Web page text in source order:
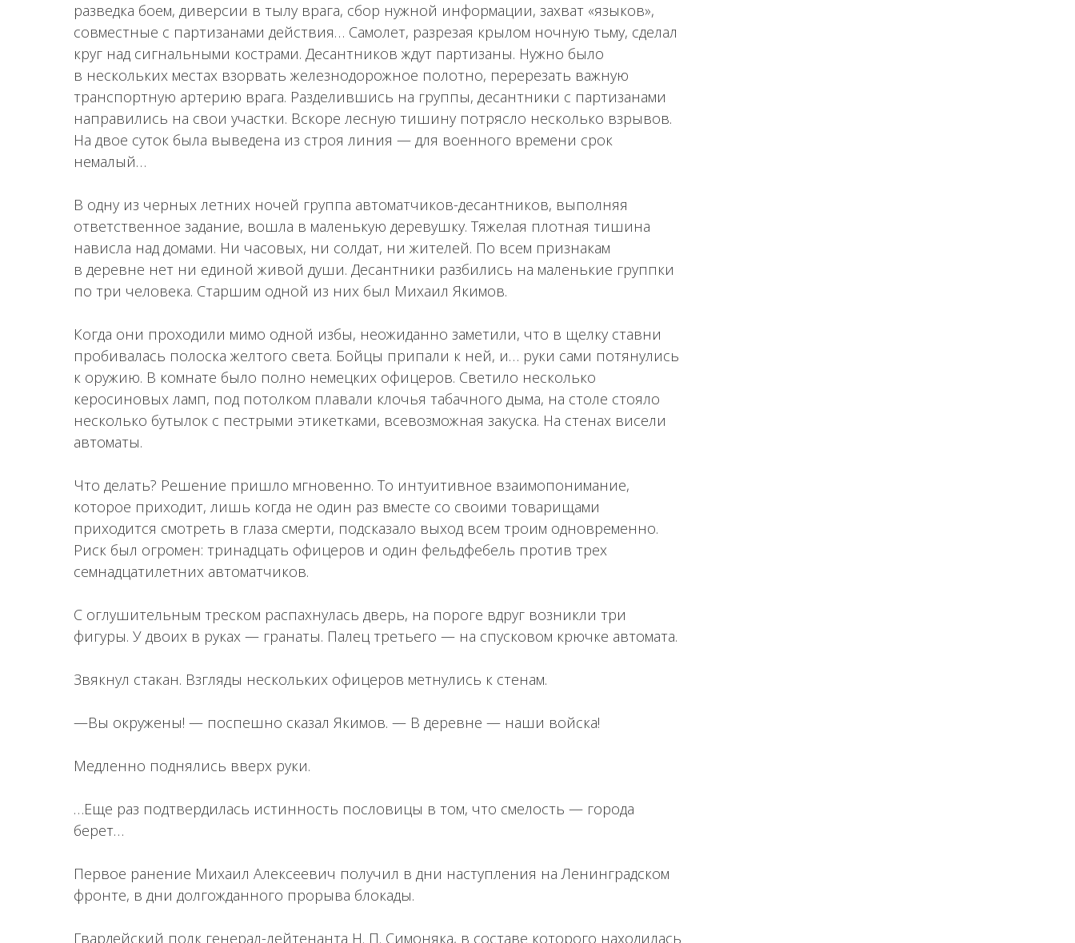
разведка боем, диверсии в тылу врага, сбор нужной информации, захват «языков»,
совместные с партизанами действия… Самолет, разрезая крылом ночную тьму, сделал
круг над сигнальными кострами. Десантников ждут партизаны. Нужно было
в нескольких местах взорвать железнодорожное полотно, перерезать важную
транспортную артерию врага. Разделившись на группы, десантники с партизанами
направились на свои участки. Вскоре лесную тишину потрясло несколько взрывов.
На двое суток была выведена из строя линия — для военного времени срок
немалый…
В одну из черных летних ночей группа автоматчиков-десантников, выполняя
ответственное задание, вошла в маленькую деревушку. Тяжелая плотная тишина
нависла над домами. Ни часовых, ни солдат, ни жителей. По всем признакам
в деревне нет ни единой живой души. Десантники разбились на маленькие группки
по три человека. Старшим одной из них был Михаил Якимов.
Когда они проходили мимо одной избы, неожиданно заметили, что в щелку ставни
пробивалась полоска желтого света. Бойцы припали к ней, и… руки сами потянулись
к оружию. В комнате было полно немецких офицеров. Светило несколько
керосиновых ламп, под потолком плавали клочья табачного дыма, на столе стояло
несколько бутылок с пестрыми этикетками, всевозможная закуска. На стенах висели
автоматы.
Что делать? Решение пришло мгновенно. То интуитивное взаимопонимание,
которое приходит, лишь когда не один раз вместе со своими товарищами
приходится смотреть в глаза смерти, подсказало выход всем троим одновременно.
Риск был огромен: тринадцать офицеров и один фельдфебель против трех
семнадцатилетних автоматчиков.
С оглушительным треском распахнулась дверь, на пороге вдруг возникли три
фигуры. У двоих в руках — гранаты. Палец третьего — на спусковом крючке автомата.
Звякнул стакан. Взгляды нескольких офицеров метнулись к стенам.
—Вы окружены! — поспешно сказал Якимов. — В деревне — наши войска!
Медленно поднялись вверх руки.
…Еще раз подтвердилась истинность пословицы в том, что смелость — города
берет…
Первое ранение Михаил Алексеевич получил в дни наступления на Ленинградском
фронте, в дни долгожданного прорыва блокады.
Гвардейский полк генерал-лейтенанта Н. П. Симоняка, в составе которого находилась